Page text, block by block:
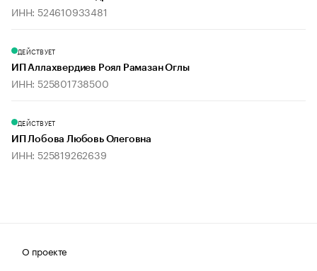
ИНН: 524610933481
ДЕЙСТВУЕТ
ИП Аллахвердиев Роял Рамазан Оглы
ИНН: 525801738500
ДЕЙСТВУЕТ
ИП Лобова Любовь Олеговна
ИНН: 525819262639
О проекте